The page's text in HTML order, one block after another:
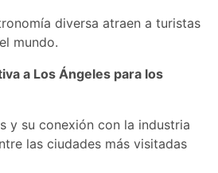
diversa atraen a turistas
mundo.
a Los Ángeles para los
y su conexión con la industria
las ciudades más visitadas